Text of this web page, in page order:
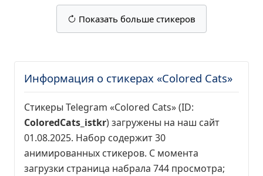
Показать больше стикеров
Информация о стикерах «Colored Cats»
Стикеры Telegram «Colored Cats» (ID:
ColoredCats_istkr) загружены на наш сайт
01.08.2025. Набор содержит 30
анимированных стикеров. С момента
загрузки страница набрала 744 просмотра;